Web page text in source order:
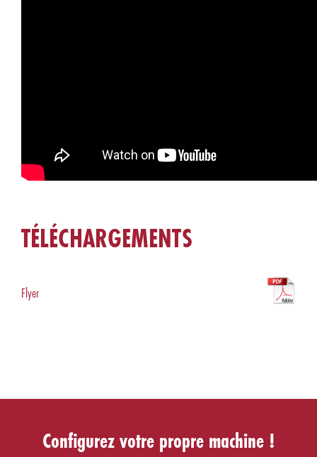
TÉLÉCHARGEMENTS
Flyer
Configurez votre propre machine !